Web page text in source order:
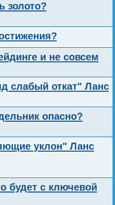
золото?
и не совсем
слабый откат" Ланс
опасно?
уклон" Ланс
будет с ключевой